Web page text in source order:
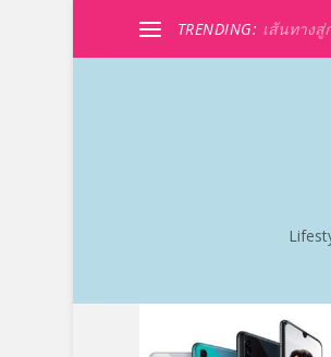
TRENDING: เส้นทางสู่
เอ 10 เ